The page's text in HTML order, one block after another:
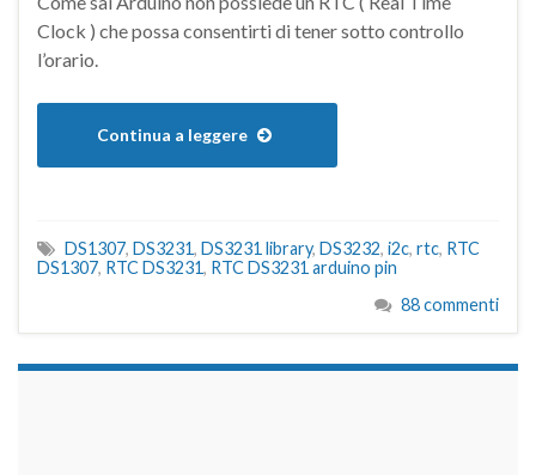
Clock ) che possa consentirti di tener sotto controllo
l’orario.
Continua a leggere
DS1307, DS3231, DS3231 library, DS3232, i2c, rtc, RTC
DS1307, RTC DS3231, RTC DS3231 arduino pin
88 commenti